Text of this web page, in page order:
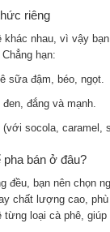
riêng
khác nhau, vì vậy
hạn:
sữa đậm, béo, ngọt.
đắng và mạnh.
socola, caramel,
bán ở đâu?
đều, bạn nên chọn
chất lượng cao,
loại cà phê,